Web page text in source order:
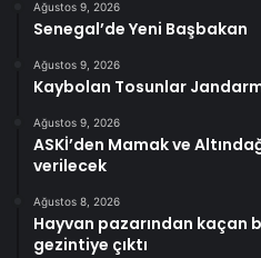
Ağustos 9, 2026
Senegal’de Yeni Başbakan
Ağustos 9, 2026
Kaybolan Tosunlar
Ağustos 9, 2026
ASKİ’den Mamak ve
verilecek
Ağustos 8, 2026
Hayvan pazarından kaçan
gezintiye çıktı